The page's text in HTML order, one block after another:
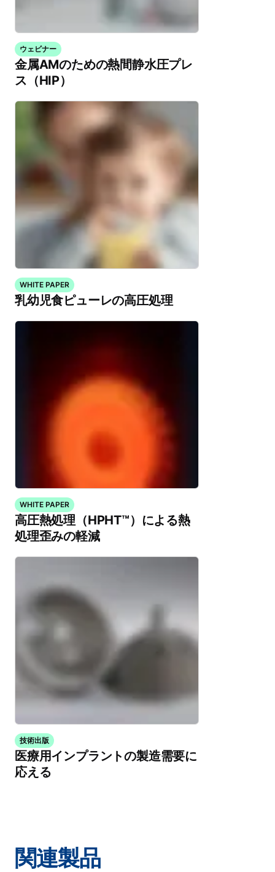
ウェビナー
金属AMのための熱間静水圧プレ
ス（HIP）
WHITE PAPER
乳幼児食ピューレの高圧処理
WHITE PAPER
高圧熱処理（HPHT™）による熱
処理歪みの軽減
技術出版
医療用インプラントの製造需要に
応える
関連製品